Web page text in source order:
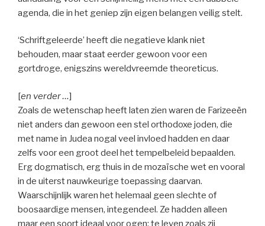
agenda, die in het geniep zijn eigen belangen veilig stelt.
‘Schriftgeleerde’ heeft die negatieve klank niet
behouden, maar staat eerder gewoon voor een
gortdroge, enigszins wereldvreemde theoreticus.
[en verder …]
Zoals de wetenschap heeft laten zien waren de Farizeeën
niet anders dan gewoon een stel orthodoxe joden, die
met name in Judea nogal veel invloed hadden en daar
zelfs voor een groot deel het tempelbeleid bepaalden.
Erg dogmatisch, erg thuis in de mozaïsche wet en vooral
in de uiterst nauwkeurige toepassing daarvan.
Waarschijnlijk waren het helemaal geen slechte of
boosaardige mensen, integendeel. Ze hadden alleen
maar een soort ideaal voor ogen: te leven zoals zij